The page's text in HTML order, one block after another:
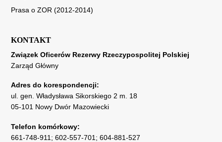
Prasa o ZOR (2012-2014)
KONTAKT
Związek Oficerów Rezerwy Rzeczypospolitej Polskiej
Zarząd Główny
Adres do korespondencji:
ul. gen. Władysława Sikorskiego 2 m. 18
05-101 Nowy Dwór Mazowiecki
Telefon komórkowy:
661-748-911 ; 602-557-701 ; 604-881-527